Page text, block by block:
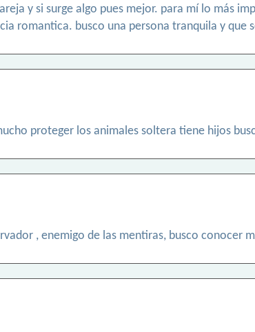
y si surge algo pues mejor. para mí lo más
romantica. busco una persona tranquila y que
proteger los animales soltera tiene hijos
, enemigo de las mentiras, busco conocer